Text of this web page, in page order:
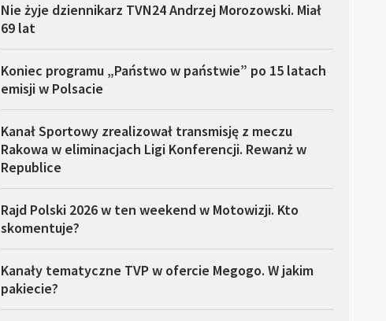
Nie żyje dziennikarz TVN24 Andrzej Morozowski. Miał
69 lat
Koniec programu „Państwo w państwie” po 15 latach
emisji w Polsacie
Kanał Sportowy zrealizował transmisję z meczu
Rakowa w eliminacjach Ligi Konferencji. Rewanż w
Republice
Rajd Polski 2026 w ten weekend w Motowizji. Kto
skomentuje?
Kanały tematyczne TVP w ofercie Megogo. W jakim
pakiecie?